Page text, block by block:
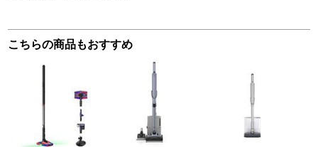
こちらの商品もおすすめ